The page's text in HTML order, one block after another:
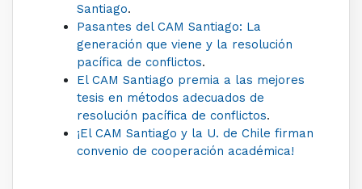
Santiago.
Pasantes del CAM Santiago: La
generación que viene y la resolución
pacífica de conflictos.
El CAM Santiago premia a las mejores
tesis en métodos adecuados de
resolución pacífica de conflictos.
¡El CAM Santiago y la U. de Chile firman
convenio de cooperación académica!